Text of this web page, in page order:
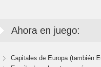
Ahora en juego:
Capitales de Europa (también